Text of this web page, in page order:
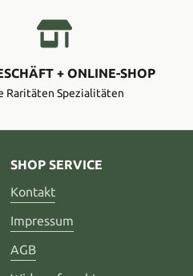
+ ONLINE-SHOP
Raritäten Spezialitäten
SHOP SERVICE
Kontakt
Impressum
AGB